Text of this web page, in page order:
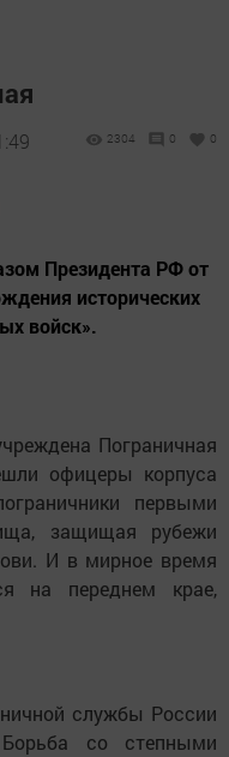
2304 0 0
Президента РФ от
исторических
войск».
Пограничная
офицеры корпуса
первыми
защищая рубежи
И в мирное время
на переднем крае,
службы России
со степными